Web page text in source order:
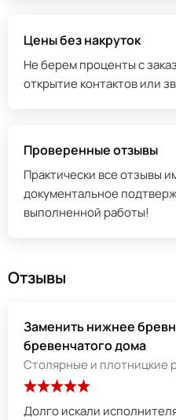
Цены без накруток
Не берем проценты с
открытие контактов или
Проверенные отзывы
Практически все отзывы
документальное
выполненной работы!
Отзывы
Заменить нижнее
бревенчатого дома
Столярные и плотницкие
Долго искали